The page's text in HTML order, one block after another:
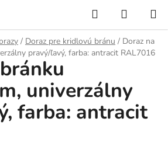
Hľadať
KOŠÍK
/ Doraz pre kridlovú bránu / Doraz na
pravý/ľavý, farba: antracit RAL7016
univerzálny
farba: antracit